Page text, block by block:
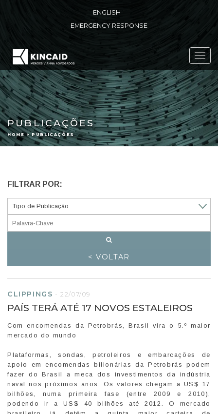
ENGLISH
EMERGENCY RESPONSE
PUBLICAÇÕES
HOME > PUBLICAÇÕES
FILTRAR POR:
< VOLTAR
CLIPPINGS - 22/07/09
PAÍS TERÁ ATÉ 17 NOVOS ESTALEIROS
Com encomendas da Petrobrás, Brasil vira o 5.º maior
mercado do mundo
Plataformas, sondas, petroleiros e embarcações de
apoio em encomendas bilionárias da Petrobrás podem
fazer do Brasil a meca dos investimentos da indústria
naval nos próximos anos. Os valores chegam a US$ 17
bilhões, numa primeira fase (entre 2009 e 2010),
podendo ir a US$ 40 bilhões até 2012. O mercado